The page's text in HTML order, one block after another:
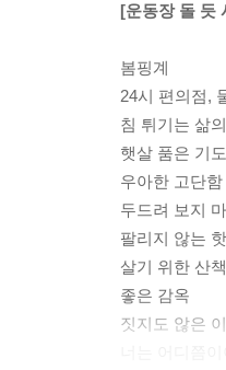
[운동장 돌 듯
봄핑계
24시 편의점,
침 튀기는 삶
햇살 품은 기도
우아한 고단함
두드려 보지
팔리지 않는
살기 위한 산책
좋은 감옥
짓지도 않은